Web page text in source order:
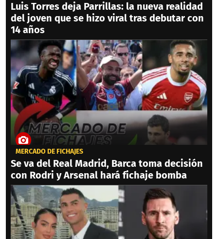
Luis Torres deja Parrillas: la nueva realidad
del joven que se hizo viral tras debutar con
14 años
MERCADO DE FICHAJES
Se va del Real Madrid, Barca toma decisión
con Rodri y Arsenal hará fichaje bomba